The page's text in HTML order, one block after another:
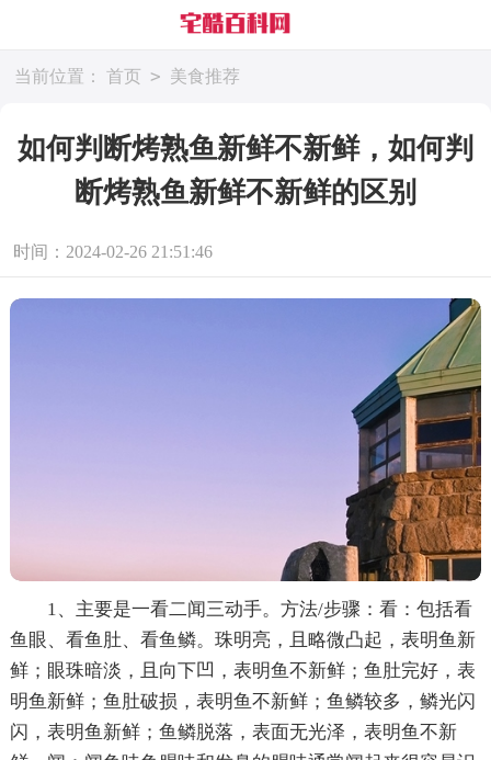
当前位置： 首页 > 美食推荐
如何判断烤熟鱼新鲜不新鲜，如何判
断烤熟鱼新鲜不新鲜的区别
时间：2024-02-26 21:51:46
1、主要是一看二闻三动手。方法/步骤：看：包括看
鱼眼、看鱼肚、看鱼鳞。珠明亮，且略微凸起，表明鱼新
鲜；眼珠暗淡，且向下凹，表明鱼不新鲜；鱼肚完好，表
明鱼新鲜；鱼肚破损，表明鱼不新鲜；鱼鳞较多，鳞光闪
闪，表明鱼新鲜；鱼鳞脱落，表面无光泽，表明鱼不新